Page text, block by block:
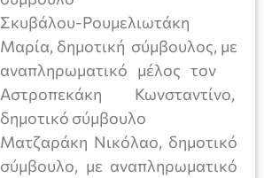
Σκυβάλου-Ρουμελιωτάκη
Μαρία, δημοτική σύμβουλος, με
αναπληρωματικό μέλος τον
Αστροπεκάκη Κωνσταντίνο,
δημοτικό σύμβουλο
Ματζαράκη Νικόλαο, δημοτικό
σύμβουλο, με αναπληρωματικό